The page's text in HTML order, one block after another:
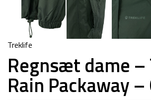
Treklife
Regnsæt dame
Rain Packaway –